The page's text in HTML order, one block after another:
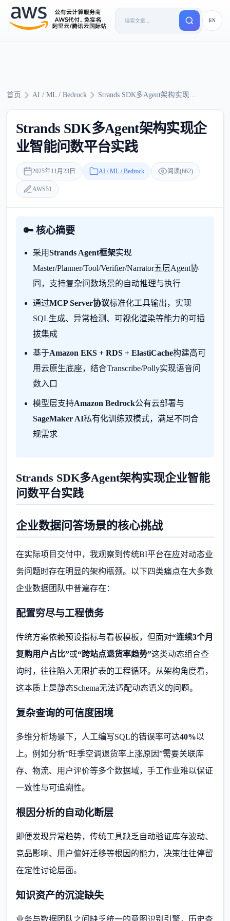
EN
首页 AI / ML / Bedrock Strands SDK多Agent架构实现...
Strands SDK多Agent架构实现企
业智能问数平台实践
2025年11月23日 AI / ML / Bedrock 阅读(662)
AWS51
🔑 核心摘要
采用Strands Agent框架实现
Master/Planner/Tool/Verifier/Narrator五层Agent协
同，支持复杂问数场景的自动推理与执行
通过MCP Server协议标准化工具输出，实现
SQL生成、异常检测、可视化渲染等能力的可插
拔集成
基于Amazon EKS + RDS + ElastiCache构建高可
用云原生底座，结合Transcribe/Polly实现语音问
数入口
模型层支持Amazon Bedrock公有云部署与
SageMaker AI私有化训练双模式，满足不同合
规需求
Strands SDK多Agent架构实现企业智能
问数平台实践
企业数据问答场景的核心挑战
在实际项目交付中，我观察到传统BI平台在应对动态业
务问题时存在明显的架构瓶颈。以下四类痛点在大多数
企业数据团队中普遍存在：
配置穷尽与工程债务
传统方案依赖预设指标与看板模板，但面对“连续3个月
复购用户占比”或“跨站点退货率趋势”这类动态组合查
询时，往往陷入无限扩表的工程循环。从架构角度看，
这本质上是静态Schema无法适配动态语义的问题。
复杂查询的可信度困境
多维分析场景下，人工编写SQL的错误率可达40%以
上。例如分析”旺季空调退货率上涨原因”需要关联库
存、物流、用户评价等多个数据域，手工作业难以保证
一致性与可追溯性。
根因分析的自动化断层
即便发现异常趋势，传统工具缺乏自动验证库存波动、
竞品影响、用户偏好迁移等根因的能力，决策往往停留
在定性讨论层面。
知识资产的沉淀缺失
业务与数据团队之间缺乏统一的意图识别引擎，历史查